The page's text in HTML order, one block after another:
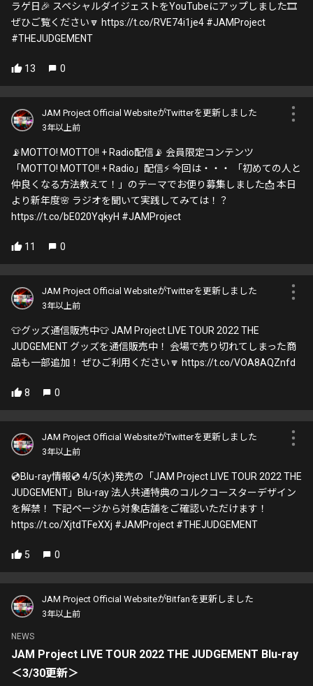
ラゲ日🎉 スペシャルダイジェストをYouTubeにアップしました🎞
ぜひご覧ください🔽 https://t.co/RVE74i1je4 #JAMProject
#THEJUDGEMENT
13 0
JAM Project Official WebsiteがTwitterを更新しました
3年以上前
📡MOTTO! MOTTO!! + Radio配信📡 会員限定コンテンツ
「MOTTO! MOTTO!! + Radio」配信⚡️ 今回は・・・ 「初めての人と
仲良くなる方法教えて！」のテーマでお便り募集しました📩 本日
より新年度🌸 ラジオを聞いて実践してみては！？
https://t.co/bE020YqkyH #JAMProject
11 0
JAM Project Official WebsiteがTwitterを更新しました
3年以上前
👕グッズ通信販売中👕 JAM Project LIVE TOUR 2022 THE
JUDGEMENT グッズを通信販売中！ 会場で売り切れてしまった商
品も一部追加！ ぜひご利用ください🔽 https://t.co/VOA8AQZnfd
8 0
JAM Project Official WebsiteがTwitterを更新しました
3年以上前
💿Blu-ray情報💿 4/5(水)発売の「JAM Project LIVE TOUR 2022 THE
JUDGEMENT」Blu-ray 法人共通特典のコルクコースターデザイン
を解禁！ 下記ページから対象店舗をご確認いただけます！
https://t.co/XjtdTFeXXj #JAMProject #THEJUDGEMENT
5 0
JAM Project Official WebsiteがBitfanを更新しました
3年以上前
NEWS
JAM Project LIVE TOUR 2022 THE JUDGEMENT Blu-ray
＜3/30更新＞